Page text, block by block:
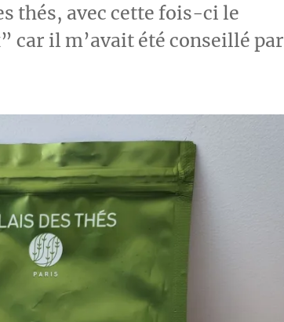
thés, avec cette fois-ci le
car il m’avait été conseillé par